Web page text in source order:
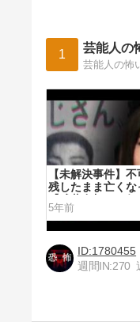
1 芸能人の
【未解決事件】
残したまま亡くな
【武藤友加さん行
5年前
1780455
週間IN:270